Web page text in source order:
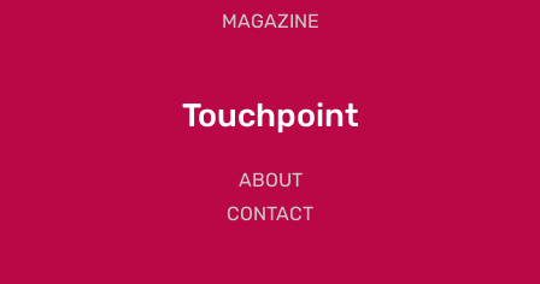
MAGAZINE
Touchpoint
ABOUT
CONTACT